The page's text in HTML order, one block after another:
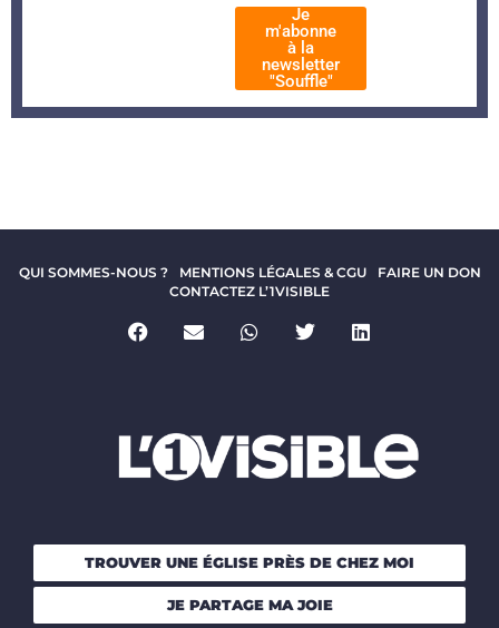
Je
m'abonne
à la
newsletter
"Souffle"
QUI SOMMES-NOUS ? MENTIONS LÉGALES & CGU
FAIRE UN DON
CONTACTEZ L’1VISIBLE
TROUVER UNE ÉGLISE PRÈS DE CHEZ MOI
JE PARTAGE MA JOIE